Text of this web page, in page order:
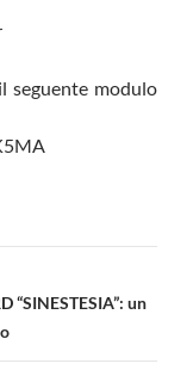
seguente modulo
“SINESTESIA”: un